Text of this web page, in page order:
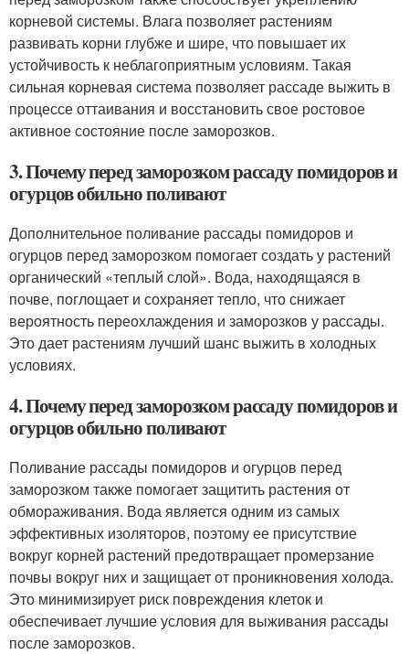
корневой системы. Влага позволяет растениям
развивать корни глубже и шире, что повышает их
устойчивость к неблагоприятным условиям. Такая
сильная корневая система позволяет рассаде выжить в
процессе оттаивания и восстановить свое ростовое
активное состояние после заморозков.
3. Почему перед заморозком рассаду помидоров и
огурцов обильно поливают
Дополнительное поливание рассады помидоров и
огурцов перед заморозком помогает создать у растений
органический «теплый слой». Вода, находящаяся в
почве, поглощает и сохраняет тепло, что снижает
вероятность переохлаждения и заморозков у рассады.
Это дает растениям лучший шанс выжить в холодных
условиях.
4. Почему перед заморозком рассаду помидоров и
огурцов обильно поливают
Поливание рассады помидоров и огурцов перед
заморозком также помогает защитить растения от
обмораживания. Вода является одним из самых
эффективных изоляторов, поэтому ее присутствие
вокруг корней растений предотвращает промерзание
почвы вокруг них и защищает от проникновения холода.
Это минимизирует риск повреждения клеток и
обеспечивает лучшие условия для выживания рассады
после заморозков.